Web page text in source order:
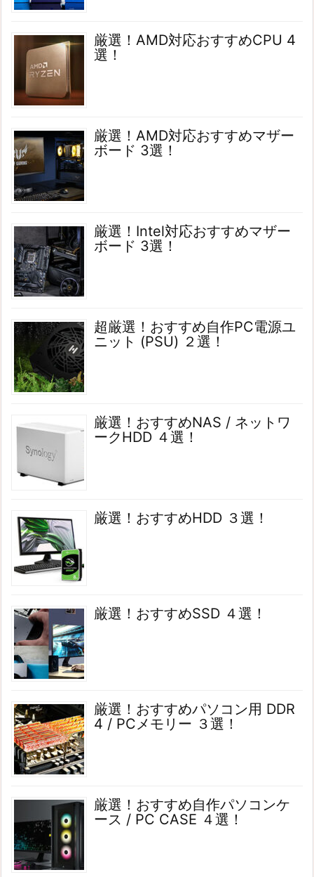
厳選！AMD対応おすすめCPU 4
選！
厳選！AMD対応おすすめマザー
ボード 3選！
厳選！Intel対応おすすめマザー
ボード 3選！
超厳選！おすすめ自作PC電源ユ
ニット (PSU) ２選！
厳選！おすすめNAS / ネットワ
ークHDD ４選！
厳選！おすすめHDD ３選！
厳選！おすすめSSD ４選！
厳選！おすすめパソコン用 DDR
4 / PCメモリー ３選！
厳選！おすすめ自作パソコンケ
ース / PC CASE ４選！